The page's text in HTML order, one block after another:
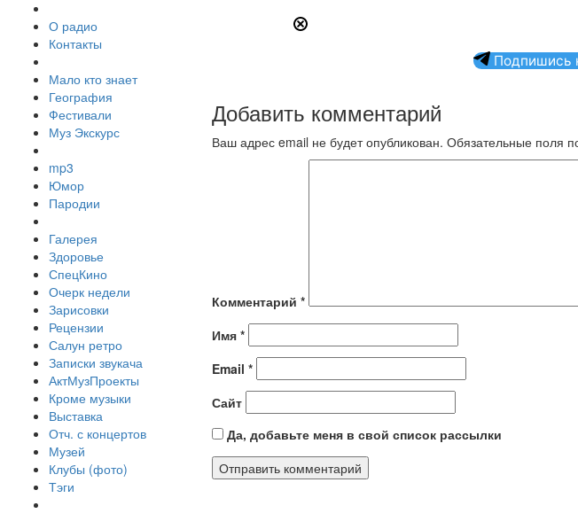
О радио
Контакты
Мало кто знает
География
Фестивали
Муз Экскурс
mp3
Юмор
Пародии
Галерея
Здоровье
СпецКино
Очерк недели
Зарисовки
Рецензии
Салун ретро
Записки звукача
АктМузПроекты
Кроме музыки
Выставка
Отч. с концертов
Музей
Клубы (фото)
Тэги
Подпишись
Добавить комментарий
Ваш адрес email не будет опубликован. Обязательные поля
Комментарий *
Имя *
Email *
Сайт
Да, добавьте меня в свой список рассылки